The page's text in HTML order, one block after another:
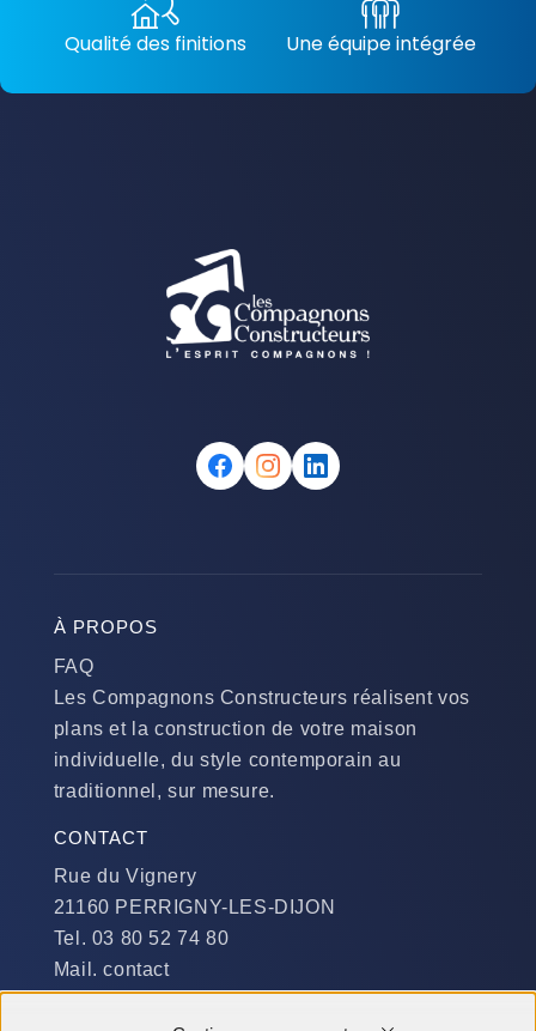
Qualité des finitions Une équipe intégrée
À PROPOS
FAQ
Les Compagnons Constructeurs réalisent vos
plans et la construction de votre maison
individuelle, du style contemporain au
traditionnel, sur mesure.
CONTACT
Rue du Vignery
21160 PERRIGNY-LES-DIJON
Tel. 03 80 52 74 80
Mail. contact